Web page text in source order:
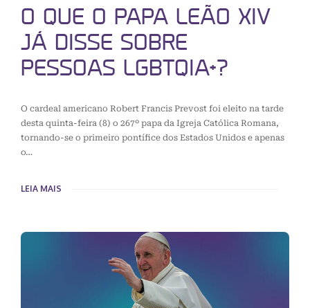
O QUE O PAPA LEÃO XIV
JÁ DISSE SOBRE
PESSOAS LGBTQIA+?
O cardeal americano Robert Francis Prevost foi eleito na tarde
desta quinta-feira (8) o 267º papa da Igreja Católica Romana,
tornando-se o primeiro pontífice dos Estados Unidos e apenas
o…
LEIA MAIS